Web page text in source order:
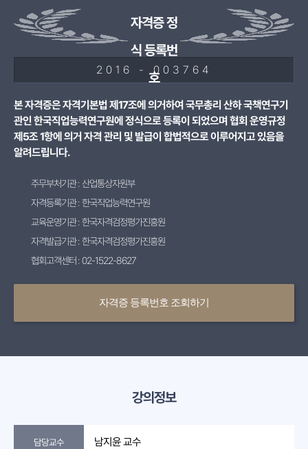
자격증 정
식 등록번
호
2016 - 003764
본 자격증은 자격기본법 제17조에 의거하여 국무총리 산하 국책연구기
관인 한국직업능력연구원에 정식으로 등록이 되었으며 협회 운영규정
제5조 1항에 의거 자격 관리 및 발급이 합법적으로 이루어지고 있음을
알려드립니다.
주무부처기관 : 산업통상자원부
자격등록기관 : 한국직업능력연구원
교육운영기관 : 한국자격검정평가진흥원
자격발급기관 : 한국자격검정평가진흥원
협회고객센터 : 02-1522-8627
자격증 등록번호 조회하기
강의정보
담당교수 남지윤 교수